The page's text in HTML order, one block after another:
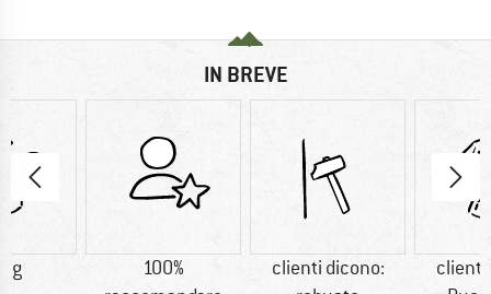
IN BREVE
g
100%
clienti dicono:
clienti